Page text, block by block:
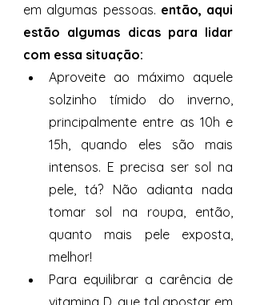
em algumas pessoas. então, aqui
estão algumas dicas para lidar
com essa situação:
Aproveite ao máximo aquele
solzinho tímido do inverno,
principalmente entre as 10h e
15h, quando eles são mais
intensos. E precisa ser sol na
pele, tá? Não adianta nada
tomar sol na roupa, então,
quanto mais pele exposta,
melhor!
Para equilibrar a carência de
vitamina D, que tal apostar em